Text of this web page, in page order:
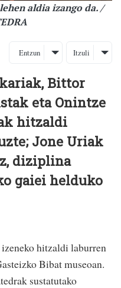
aldia izango da. /
Entzun Itzuli
Bittor
eta Onintze
hitzaldi
Jone Uriak
diziplina
gaiei helduko
izeneko hitzaldi laburren
Bibat museoan.
sustatutako